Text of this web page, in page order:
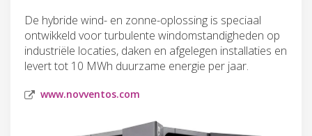
De hybride wind- en zonne-oplossing is speciaal
ontwikkeld voor turbulente windomstandigheden op
industriële locaties, daken en afgelegen installaties en
levert tot 10 MWh duurzame energie per jaar.
www.novventos.com